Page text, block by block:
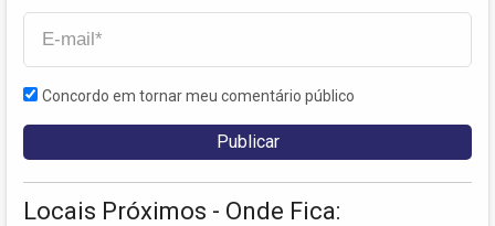
Concordo em tornar meu comentário público
Locais Próximos - Onde Fica: